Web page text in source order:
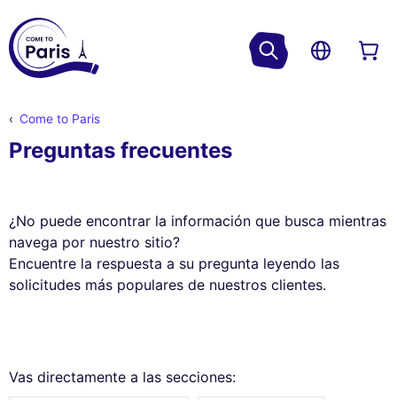
Come to Paris
Preguntas frecuentes
¿No puede encontrar la información que busca mientras
navega por nuestro sitio?
Encuentre la respuesta a su pregunta leyendo las
solicitudes más populares de nuestros clientes.
Vas directamente a las secciones: